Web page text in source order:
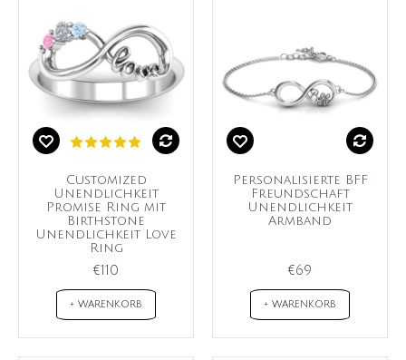
Customized
Unendlichkeit
Promise Ring mit
Birthstone
Unendlichkeit Love
Ring
€110
+ WARENKORB
Personalisierte BFF
Freundschaft
Unendlichkeit
Armband
€69
+ WARENKORB